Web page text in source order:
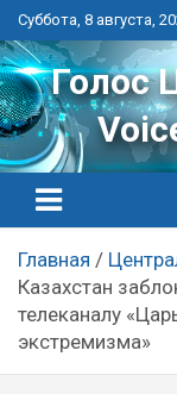
Перейти
к
контенту
Суббота, 8 августа,
Голос
Главная
Казахстан
телеканалу
экстремизма»